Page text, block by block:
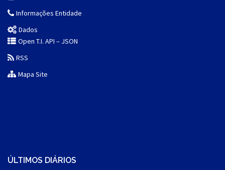
Informações Entidade
Dados
Open T.I. API – JSON
RSS
Mapa Site
ÚLTIMOS DIÁRIOS